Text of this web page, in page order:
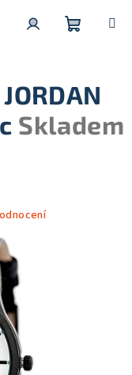
košík
Skladem